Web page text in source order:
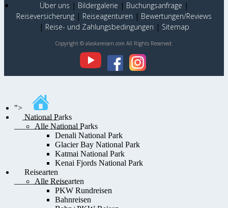
Über uns | Bildergalerie | Buchungsanfrage |
Reiseversicherung | Reiseagenturen | Bewertungen/Reviews
| Reise- und Zahlungsbedingungen | Sitemap
Copyright © alaskareisen.com All Rights Reserved.
">
National Parks
Alle National Parks
Denali National Park
Glacier Bay National Park
Katmai National Park
Kenai Fjords National Park
Reisearten
Alle Reisearten
PKW Rundreisen
Bahnreisen